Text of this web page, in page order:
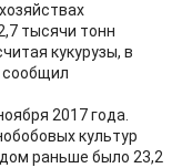
тысячи тонн
кукурузы, в
сообщил
2017 года.
культур
раньше было 23,2